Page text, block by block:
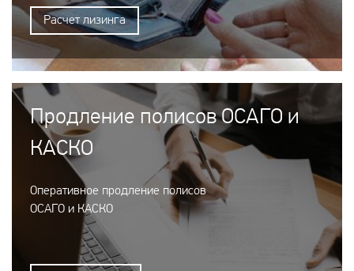
Расчет лизинга
Продление полисов ОСАГО и
КАСКО
Оперативное продление полисов
ОСАГО и КАСКО